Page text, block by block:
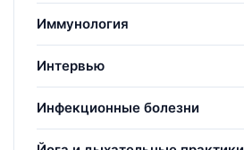
Иммунология
Интервью
Инфекционные болезни